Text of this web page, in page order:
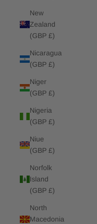
New
Zealand
(GBP £)
Nicaragua
(GBP £)
Niger
(GBP £)
Nigeria
(GBP £)
Niue
(GBP £)
Norfolk
Island
(GBP £)
North
Macedonia